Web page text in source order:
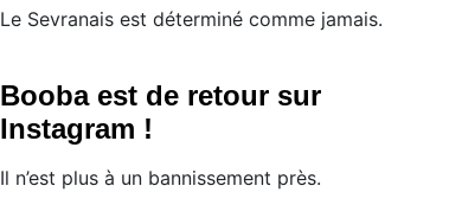
Le Sevranais est déterminé comme jamais.
Booba est de retour sur
Instagram !
Il n’est plus à un bannissement près.